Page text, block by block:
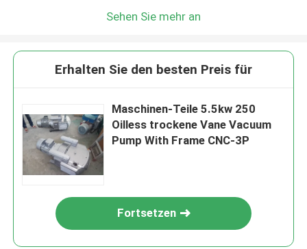
Sehen Sie mehr an
Erhalten Sie den besten Preis für
Maschinen-Teile 5.5kw 250
Oilless trockene Vane Vacuum
Pump With Frame CNC-3P
Fortsetzen